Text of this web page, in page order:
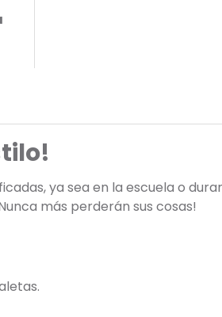
ya sea en la escuela o
más perderán sus cosas!